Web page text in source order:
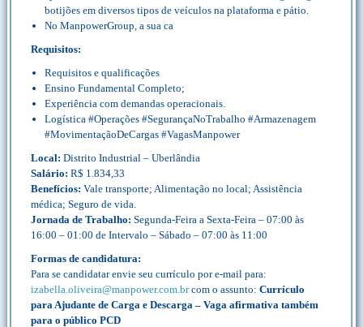
botijões em diversos tipos de veículos na plataforma e pátio.
No ManpowerGroup, a sua ca
Requisitos:
Requisitos e qualificações
Ensino Fundamental Completo;
Experiência com demandas operacionais.
Logística #Operações #SegurançaNoTrabalho #Armazenagem
#MovimentaçãoDeCargas #VagasManpower
Local: Distrito Industrial – Uberlândia
Salário: R$ 1.834,33
Benefícios: Vale transporte; Alimentação no local; Assistência
médica; Seguro de vida.
Jornada de Trabalho: Segunda-Feira a Sexta-Feira – 07:00 às
16:00 – 01:00 de Intervalo – Sábado – 07:00 às 11:00
Formas de candidatura:
Para se candidatar envie seu currículo por e-mail para:
izabella.oliveira@manpower.com.brcom o assunto: Currículo
para Ajudante de Carga e Descarga – Vaga afirmativa também
para o público PCD